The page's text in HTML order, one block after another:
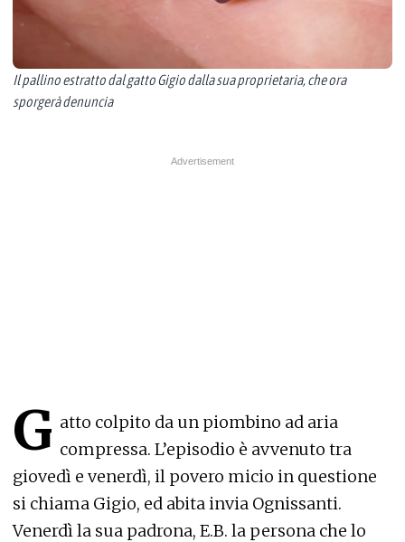
Il pallino estratto dal gatto Gigio dalla sua proprietaria, che ora
sporgerà denuncia
G atto colpito da un piombino ad aria
compressa. L’episodio è avvenuto tra
giovedì e venerdì, il povero micio in questione
si chiama Gigio, ed abita invia Ognissanti.
Venerdì la sua padrona, E.B. la persona che lo